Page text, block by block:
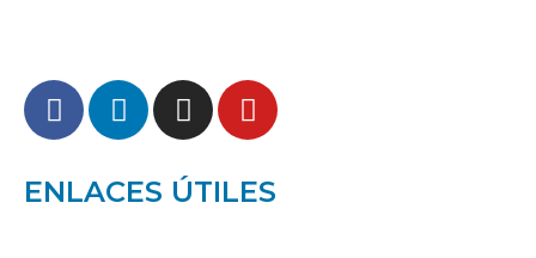
ENLACES ÚTILES